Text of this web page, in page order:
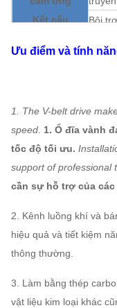
Kết cấu
Bôi
Làm
cảm ứng
Hệ thống
cấu hình
Xe
Bánh
Vỏ,
Bộ
Ưu điểm và tính
1. The V-belt drive
speed. 1. Ổ đĩa vành
tốc độ tối ưu.
support of professional
cần sự hỗ trợ của
2. Kênh luồng khí và
hiệu quả và tiết kiệm
thông thường.
3. Làm bằng thép
vật liệu kim loại khác